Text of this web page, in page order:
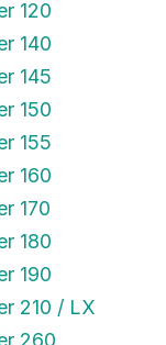
140
145
150
155
160
170
180
190
210 / LX
260